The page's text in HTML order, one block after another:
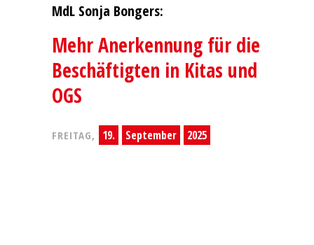
MdL Sonja Bongers:
Mehr Anerkennung für die
Beschäftigten in Kitas und
OGS
FREITAG, 19. September 2025